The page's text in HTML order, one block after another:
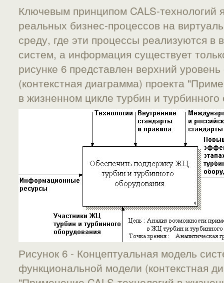
Ключевым принципом CALS-технологий
реальных бизнес-процессов на
среду, где эти процессы реализуются в
систем, а информация существует
рисунке 6 представлен верхний
(контекстная диаграмма) проекта
в жизненном цикле турбин и
Рисунок 6 - Концептуальная модель
функциональной модели (контекстная